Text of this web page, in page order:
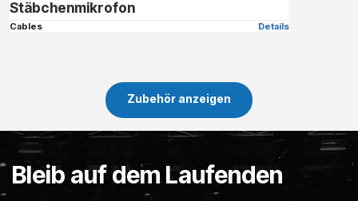
Stäbchenmikrofon
Cables Details
Zubehör anzeigen
Bleib auf dem Laufenden